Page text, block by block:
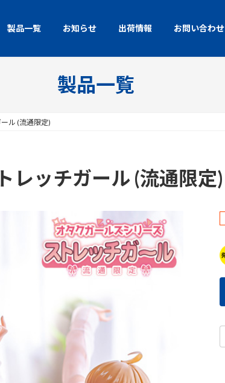
製品一覧 お知らせ 出荷情報 お問い合わせ
製品一覧
ル (流通限定)
レッチガール (流通限定)